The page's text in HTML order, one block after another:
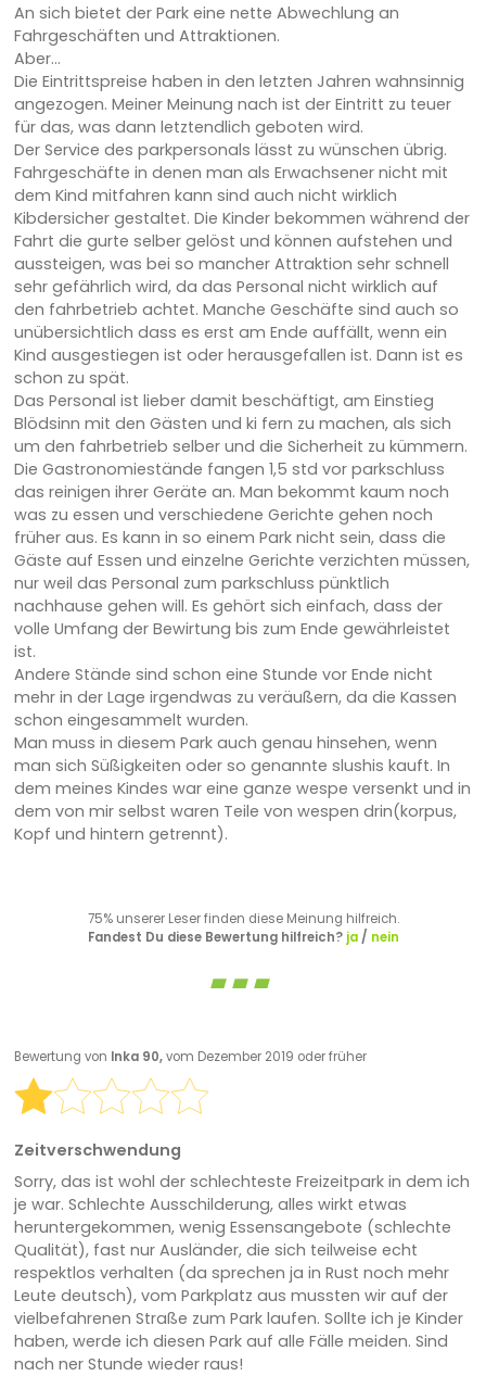
An sich bietet der Park eine nette Abwechlung an
Fahrgeschäften und Attraktionen.
Aber...
Die Eintrittspreise haben in den letzten Jahren wahnsinnig
angezogen. Meiner Meinung nach ist der Eintritt zu teuer
für das, was dann letztendlich geboten wird.
Der Service des parkpersonals lässt zu wünschen übrig.
Fahrgeschäfte in denen man als Erwachsener nicht mit
dem Kind mitfahren kann sind auch nicht wirklich
Kibdersicher gestaltet. Die Kinder bekommen während der
Fahrt die gurte selber gelöst und können aufstehen und
aussteigen, was bei so mancher Attraktion sehr schnell
sehr gefährlich wird, da das Personal nicht wirklich auf
den fahrbetrieb achtet. Manche Geschäfte sind auch so
unübersichtlich dass es erst am Ende auffällt, wenn ein
Kind ausgestiegen ist oder herausgefallen ist. Dann ist es
schon zu spät.
Das Personal ist lieber damit beschäftigt, am Einstieg
Blödsinn mit den Gästen und ki fern zu machen, als sich
um den fahrbetrieb selber und die Sicherheit zu kümmern.
Die Gastronomiestände fangen 1,5 std vor parkschluss
das reinigen ihrer Geräte an. Man bekommt kaum noch
was zu essen und verschiedene Gerichte gehen noch
früher aus. Es kann in so einem Park nicht sein, dass die
Gäste auf Essen und einzelne Gerichte verzichten müssen,
nur weil das Personal zum parkschluss pünktlich
nachhause gehen will. Es gehört sich einfach, dass der
volle Umfang der Bewirtung bis zum Ende gewährleistet
ist.
Andere Stände sind schon eine Stunde vor Ende nicht
mehr in der Lage irgendwas zu veräußern, da die Kassen
schon eingesammelt wurden.
Man muss in diesem Park auch genau hinsehen, wenn
man sich Süßigkeiten oder so genannte slushis kauft. In
dem meines Kindes war eine ganze wespe versenkt und in
dem von mir selbst waren Teile von wespen drin(korpus,
Kopf und hintern getrennt).
75% unserer Leser finden diese Meinung hilfreich.
Fandest Du diese Bewertung hilfreich? ja/ nein
Bewertung von Inka 90,vom Dezember 2019 oder früher
Zeitverschwendung
Sorry, das ist wohl der schlechteste Freizeitpark in dem ich
je war. Schlechte Ausschilderung, alles wirkt etwas
heruntergekommen, wenig Essensangebote (schlechte
Qualität), fast nur Ausländer, die sich teilweise echt
respektlos verhalten (da sprechen ja in Rust noch mehr
Leute deutsch), vom Parkplatz aus mussten wir auf der
vielbefahrenen Straße zum Park laufen. Sollte ich je Kinder
haben, werde ich diesen Park auf alle Fälle meiden. Sind
nach ner Stunde wieder raus!